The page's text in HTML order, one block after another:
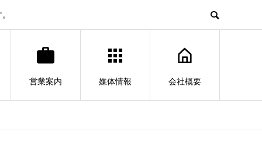
営業案内 媒体情報 会社概要